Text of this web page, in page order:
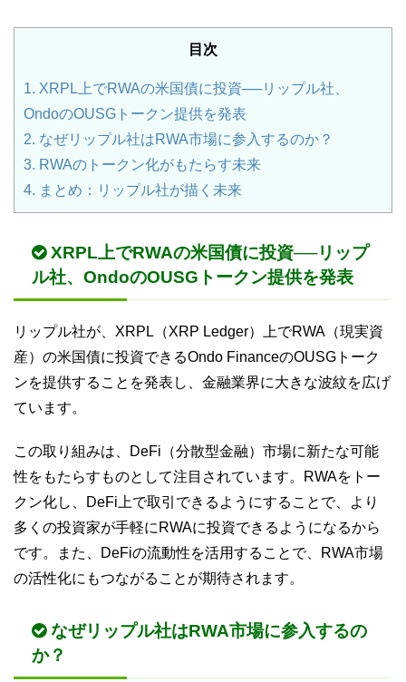
目次
1. XRPL上でRWAの米国債に投資──リップル社、
OndoのOUSGトークン提供を発表
2. なぜリップル社はRWA市場に参入するのか？
3. RWAのトークン化がもたらす未来
4. まとめ：リップル社が描く未来
XRPL上でRWAの米国債に投資──リップ
ル社、OndoのOUSGトークン提供を発表
リップル社が、XRPL（XRP Ledger）上でRWA（現実資
産）の米国債に投資できるOndo FinanceのOUSGトーク
ンを提供することを発表し、金融業界に大きな波紋を広げ
ています。
この取り組みは、DeFi（分散型金融）市場に新たな可能
性をもたらすものとして注目されています。RWAをトー
クン化し、DeFi上で取引できるようにすることで、より
多くの投資家が手軽にRWAに投資できるようになるから
です。また、DeFiの流動性を活用することで、RWA市場
の活性化にもつながることが期待されます。
なぜリップル社はRWA市場に参入するの
か？